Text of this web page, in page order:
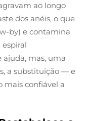
ao longo
dos anéis, o que
by) e contamina
ajuda, mas, uma
a substituição — e
mais confiável a